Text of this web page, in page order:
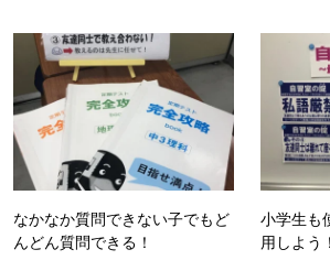
なかなか質問できない子でもど
んどん質問できる！
小学生も
用しよう！